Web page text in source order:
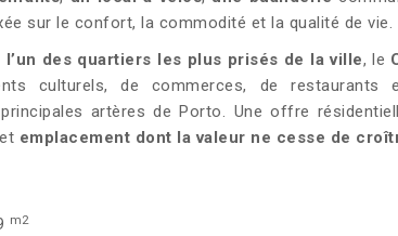
sur le confort, la commodité et la qualité de vie.
l’un des quartiers les plus prisés de la ville, le
culturels, de commerces, de
artères de Porto. Une offre
et emplacement dont la valeur ne cesse de
m2